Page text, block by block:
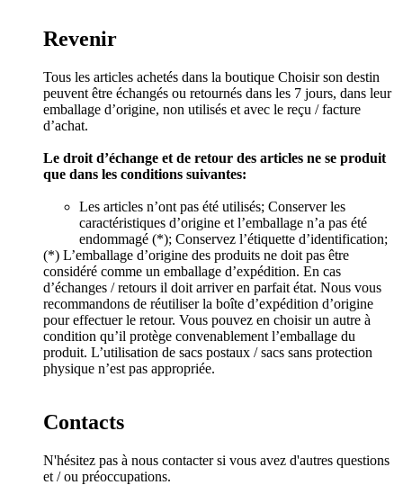
Revenir
Tous les articles achetés dans la boutique Choisir son destin
peuvent être échangés ou retournés dans les 7 jours, dans leur
emballage d’origine, non utilisés et avec le reçu / facture
d’achat.
Le droit d’échange et de retour des articles ne se produit
que dans les conditions suivantes:
Les articles n’ont pas été utilisés; Conserver les
caractéristiques d’origine et l’emballage n’a pas été
endommagé (*); Conservez l’étiquette d’identification;
(*) L’emballage d’origine des produits ne doit pas être
considéré comme un emballage d’expédition. En cas
d’échanges / retours il doit arriver en parfait état. Nous vous
recommandons de réutiliser la boîte d’expédition d’origine
pour effectuer le retour. Vous pouvez en choisir un autre à
condition qu’il protège convenablement l’emballage du
produit. L’utilisation de sacs postaux / sacs sans protection
physique n’est pas appropriée.
Contacts
N'hésitez pas à nous contacter si vous avez d'autres questions
et / ou préoccupations.